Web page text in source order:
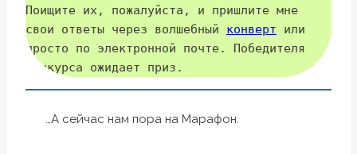
Поищите их, пожалуйста, и пришлите мне
свои ответы через волшебный конверт или
просто по электронной почте. Победителя
конкурса ожидает приз.
…А сейчас нам пора на Марафон.